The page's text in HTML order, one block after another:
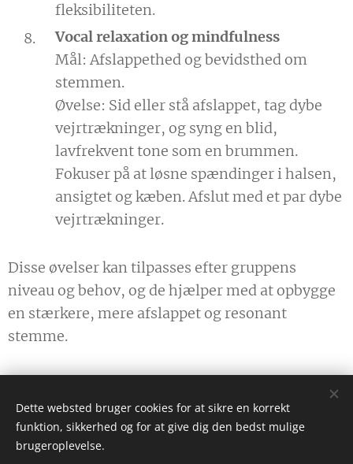
fleksibiliteten.
Vocal relaxation og mindfulness
Mål: Afslappethed og bevidsthed om
stemmen.
Øvelse: Sid eller stå afslappet, tag dybe
vejrtrækninger, og syng en blid,
lavfrekvent tone som en brummen.
Fokuser på at løsne spændinger i halsen,
ansigtet og kæben. Afslut med et par dybe
vejrtrækninger.
Disse øvelser kan tilpasses efter gruppens
niveau og behov, og de hjælper med at opbygge
en stærkere, mere afslappet og resonant
stemme.
Ulf.torlyn@gmail.com
Dette websted bruger cookies for at sikre en korrekt
funktion, sikkerhed og for at give dig den bedst mulige
brugeroplevelse.